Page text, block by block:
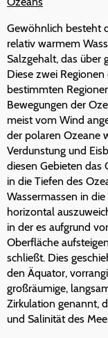
Gewöhnlich besteht
relativ warmem
Salzgehalt, das über
Diese zwei
bestimmten
Bewegungen der
meist vom Wind
der polaren Ozeane
Verdunstung und
diesen Gebieten das
in die Tiefen des
Wassermassen in
horizontal
in der es aufgrund
Oberfläche
schließt. Dies
den Äquator,
großräumige,
Zirkulation genannt,
und Salinität des